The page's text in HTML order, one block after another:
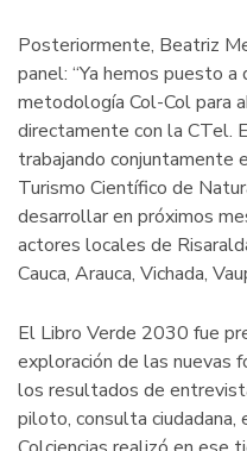
Posteriormente, Beatriz
panel: “Ya hemos puesto a
metodología Col-Col para
directamente con la CTel.
trabajando conjuntamente
Turismo Científico de
desarrollar en próximos
actores locales de
Cauca, Arauca, Vichada,
El Libro Verde 2030 fue
exploración de las nuevas
los resultados de
piloto, consulta